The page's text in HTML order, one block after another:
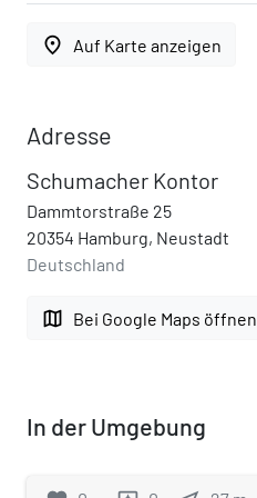
place Auf Karte anzeigen
Adresse
Schumacher Kontor
Dammtorstraße 25
20354 Hamburg, Neustadt
Deutschland
map Bei Google Maps öffnen
In der Umgebung